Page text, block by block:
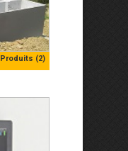
Produits (2)